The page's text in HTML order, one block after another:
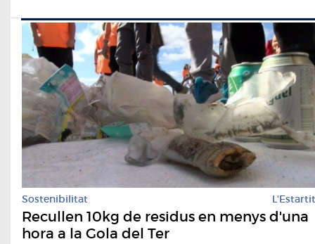
Sostenibilitat L'Estartit
Recullen 10kg de residus en menys d'una
hora a la Gola del Ter